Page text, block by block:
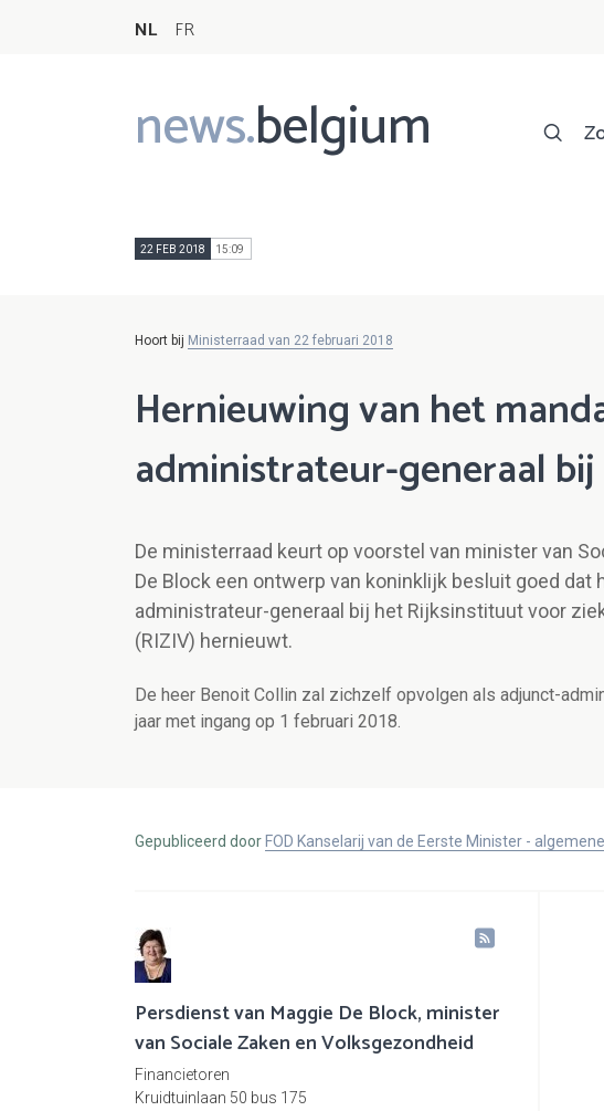
NL FR
news.belgium
Main
navigation
22 FEB 2018 15:09
Hoort bij Ministerraad van 22 februari 2018
Hernieuwing van het
administrateur-generaal
De ministerraad keurt op voorstel van minister van
De Block een ontwerp van koninklijk besluit goed dat
administrateur-generaal bij het Rijksinstituut voor
(RIZIV) hernieuwt.
De heer Benoit Collin zal zichzelf opvolgen als adjunct-
jaar met ingang op 1 februari 2018.
Gepubliceerd door FOD Kanselarij van de Eerste Minister -
Persdienst van Maggie De Block, minister
van Sociale Zaken en Volksgezondheid
Financietoren
Kruidtuinlaan 50 bus 175